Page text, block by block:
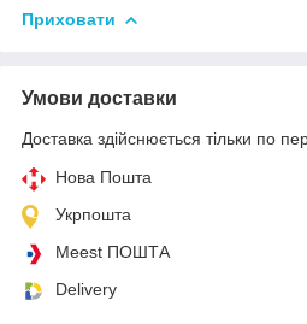
Приховати
Умови доставки
Доставка здійснюється тільки по
Нова Пошта
Укрпошта
Meest ПОШТА
Delivery